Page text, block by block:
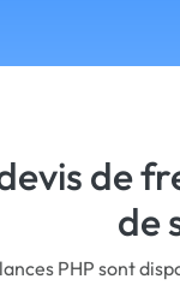
de
de
PHP sont